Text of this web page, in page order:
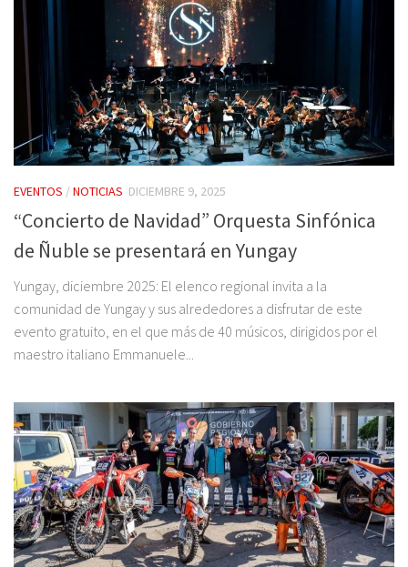
EVENTOS /NOTICIAS DICIEMBRE 9, 2025
“Concierto de Navidad” Orquesta Sinfónica
de Ñuble se presentará en Yungay
Yungay, diciembre 2025: El elenco regional invita a la
comunidad de Yungay y sus alrededores a disfrutar de este
evento gratuito, en el que más de 40 músicos, dirigidos por el
maestro italiano Emmanuele...